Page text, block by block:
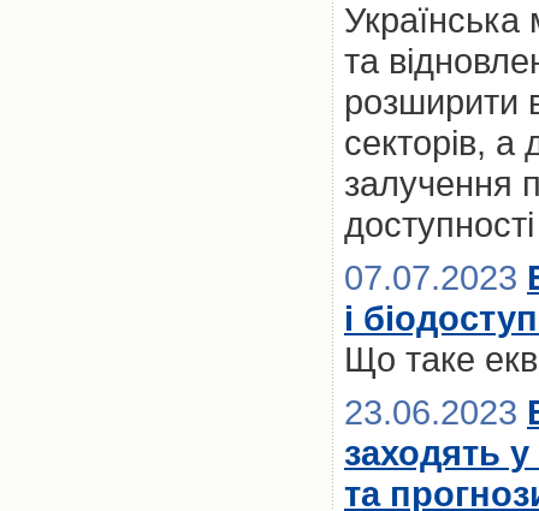
та
розширити
секторів,
залучення
07.07.2023
і
Що таке
23.06.2023
заходять у
та